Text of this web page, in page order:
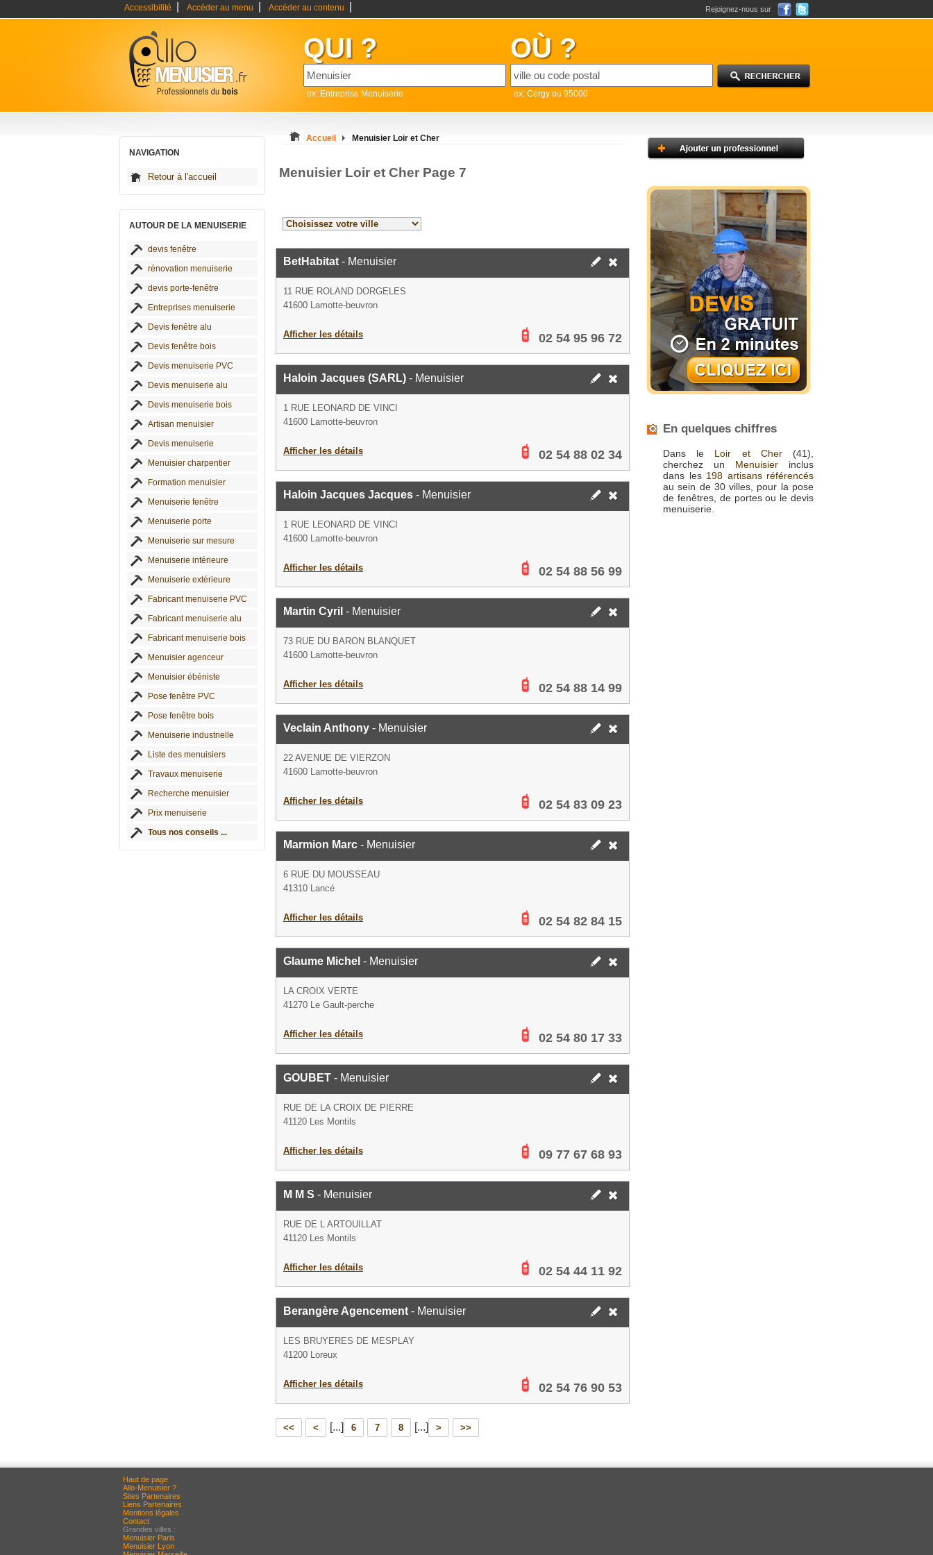
Accessibilité Accéder au menu Accéder au contenu Rejoignez-nous sur
QUI ?
ex: Entreprise Menuiserie
OÙ ?
ex: Cergy ou 95000
NAVIGATION
Retour à l'accueil
AUTOUR DE LA MENUISERIE
devis fenêtre
rénovation menuiserie
devis porte-fenêtre
Entreprises menuiserie
Devis fenêtre alu
Devis fenêtre bois
Devis menuiserie PVC
Devis menuiserie alu
Devis menuiserie bois
Artisan menuisier
Devis menuiserie
Menuisier charpentier
Formation menuisier
Menuiserie fenêtre
Menuiserie porte
Menuiserie sur mesure
Menuiserie intérieure
Menuiserie extérieure
Fabricant menuiserie PVC
Fabricant menuiserie alu
Fabricant menuiserie bois
Menuisier agenceur
Menuisier ébéniste
Pose fenêtre PVC
Pose fenêtre bois
Menuiserie industrielle
Liste des menuisiers
Travaux menuiserie
Recherche menuisier
Prix menuiserie
Tous nos conseils ...
Accueil Menuisier Loir et Cher
Menuisier Loir et Cher Page 7
BetHabitat - Menuisier
11 RUE ROLAND DORGELES
41600 Lamotte-beuvron
Afficher les détails 02 54 95 96 72
Haloin Jacques (SARL) - Menuisier
1 RUE LEONARD DE VINCI
41600 Lamotte-beuvron
Afficher les détails 02 54 88 02 34
Haloin Jacques Jacques - Menuisier
1 RUE LEONARD DE VINCI
41600 Lamotte-beuvron
Afficher les détails 02 54 88 56 99
Martin Cyril - Menuisier
73 RUE DU BARON BLANQUET
41600 Lamotte-beuvron
Afficher les détails 02 54 88 14 99
Veclain Anthony - Menuisier
22 AVENUE DE VIERZON
41600 Lamotte-beuvron
Afficher les détails 02 54 83 09 23
Marmion Marc - Menuisier
6 RUE DU MOUSSEAU
41310 Lancé
Afficher les détails 02 54 82 84 15
Glaume Michel - Menuisier
LA CROIX VERTE
41270 Le Gault-perche
Afficher les détails 02 54 80 17 33
GOUBET - Menuisier
RUE DE LA CROIX DE PIERRE
41120 Les Montils
Afficher les détails 09 77 67 68 93
M M S - Menuisier
RUE DE L ARTOUILLAT
41120 Les Montils
Afficher les détails 02 54 44 11 92
Berangère Agencement - Menuisier
LES BRUYERES DE MESPLAY
41200 Loreux
Afficher les détails 02 54 76 90 53
<< < [...] 6 7 8 [...] > >>
En quelques chiffres
Dans le Loir et Cher(41),
cherchez un Menuisier inclus
dans les 198 artisans référencés
au sein de 30 villes, pour la pose
de fenêtres, de portes ou le devis
menuiserie.
Haut de page
Allo-Menuisier ?
Sites Partenaires
Liens Partenaires
Mentions légales
Contact
Grandes villes :
Menuisier Paris
Menuisier Lyon